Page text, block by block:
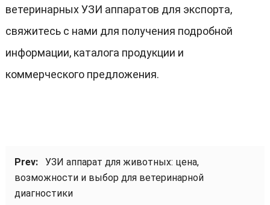
ветеринарных УЗИ аппаратов для экспорта,
свяжитесь с нами для получения подробной
информации, каталога продукции и
коммерческого предложения.
Prev:
УЗИ аппарат для животных: цена,
возможности и выбор для ветеринарной
диагностики